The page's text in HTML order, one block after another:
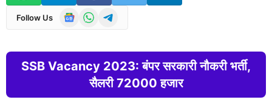
Follow Us
SSB Vacancy 2023: बंपर सरकारी नौकरी भर्ती,
सैलरी 72000 हजार